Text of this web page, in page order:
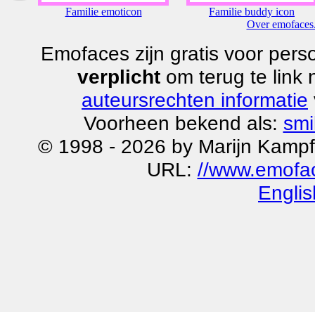
Familie emoticon
Familie buddy icon
Over
Emofaces zijn gratis voor
verplichtom terug te link
auteursrechten informatie
Voorheen bekend als:
© 1998 - 2026 by Marijn
URL: //